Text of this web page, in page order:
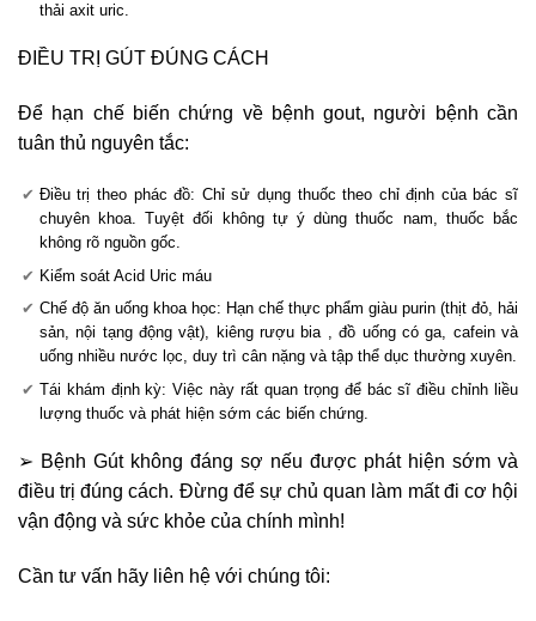
thải axit uric.
ĐIỀU TRỊ GÚT ĐÚNG CÁCH
Để hạn chế biến chứng về bệnh gout, người bệnh cần
tuân thủ nguyên tắc:
Điều trị theo phác đồ: Chỉ sử dụng thuốc theo chỉ định của bác sĩ
chuyên khoa. Tuyệt đối không tự ý dùng thuốc nam, thuốc bắc
không rõ nguồn gốc.
Kiểm soát Acid Uric máu
Chế độ ăn uống khoa học: Hạn chế thực phẩm giàu purin (thịt đỏ, hải
sản, nội tạng động vật), kiêng rượu bia , đồ uống có ga, cafein và
uống nhiều nước lọc, duy trì cân nặng và tập thể dục thường xuyên.
Tái khám định kỳ: Việc này rất quan trọng để bác sĩ điều chỉnh liều
lượng thuốc và phát hiện sớm các biến chứng.
➢ Bệnh Gút không đáng sợ nếu được phát hiện sớm và
điều trị đúng cách. Đừng để sự chủ quan làm mất đi cơ hội
vận động và sức khỏe của chính mình!
Cần tư vấn hãy liên hệ với chúng tôi: